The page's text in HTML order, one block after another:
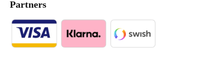
Partners